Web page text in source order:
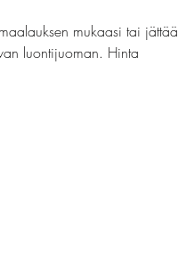
mukaasi tai jättää
luontijuoman. Hinta